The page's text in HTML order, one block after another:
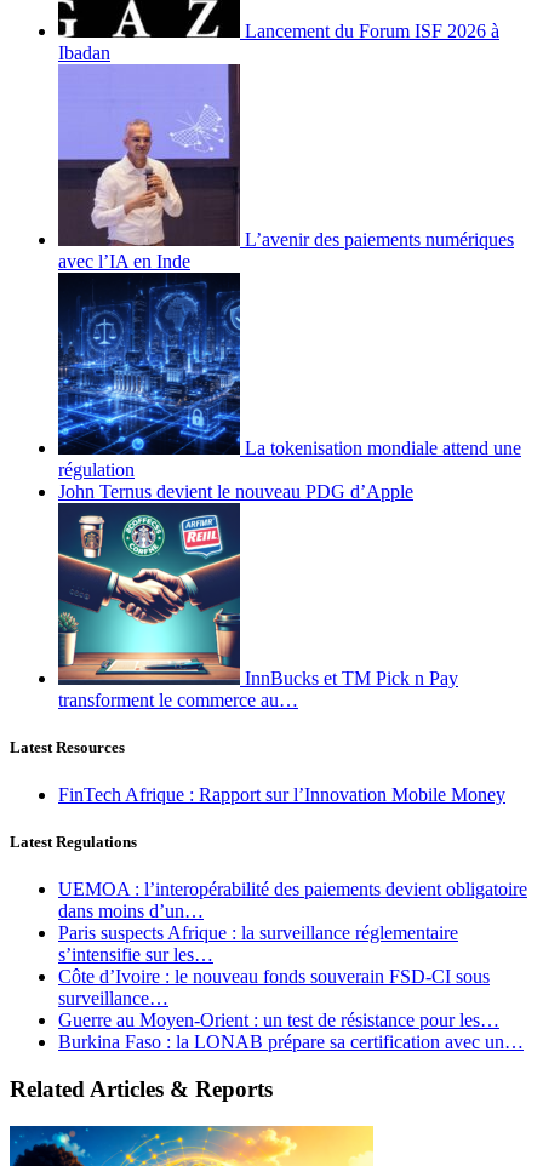
Lancement du Forum ISF 2026 à
Ibadan
L’avenir des paiements numériques
avec l’IA en Inde
La tokenisation mondiale attend une
régulation
John Ternus devient le nouveau PDG d’Apple
InnBucks et TM Pick n Pay
transforment le commerce au…
Latest Resources
FinTech Afrique : Rapport sur l’Innovation Mobile Money
Latest Regulations
UEMOA : l’interopérabilité des paiements devient obligatoire
dans moins d’un…
Paris suspects Afrique : la surveillance réglementaire
s’intensifie sur les…
Côte d’Ivoire : le nouveau fonds souverain FSD-CI sous
surveillance…
Guerre au Moyen-Orient : un test de résistance pour les…
Burkina Faso : la LONAB prépare sa certification avec un…
Related Articles & Reports